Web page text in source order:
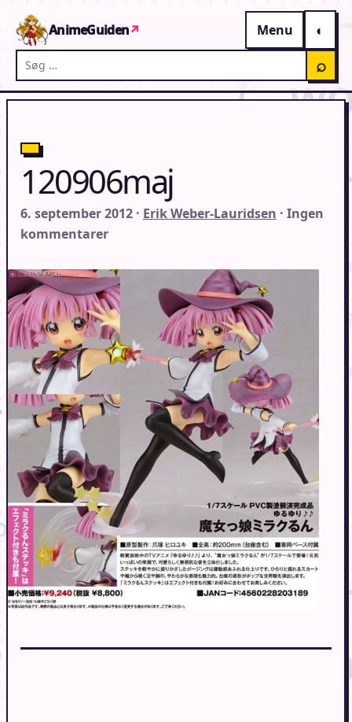
AnimeGuiden↗
Menu
Søg på AnimeGuiden
⌕
120906maj
6. september 2012 · Erik Weber-Lauridsen · Ingen
kommentarer